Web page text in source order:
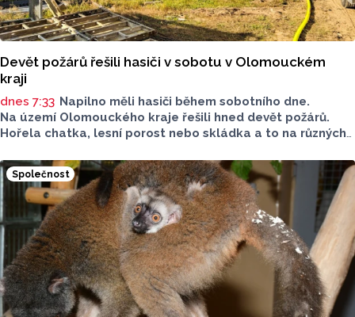
Devět požárů řešili hasiči v sobotu v Olomouckém
kraji
dnes 7:33 Napilno měli hasiči během sobotního dne.
Na území Olomouckého kraje řešili hned devět požárů.
Hořela chatka, lesní porost nebo skládka a to na různých
Společnost